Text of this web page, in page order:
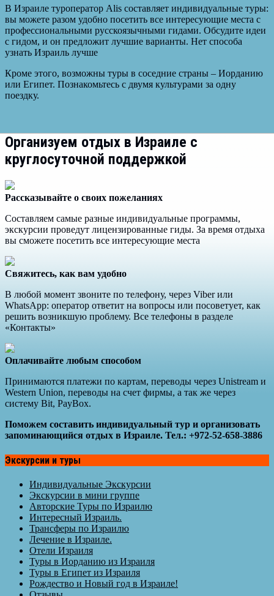
В Израиле туроператор Alis составляет индивидуальные туры:
вы можете разом удобно посетить все интересующие места с
профессиональными русскоязычными гидами. Обсудите идеи
с гидом, и он предложит лучшие варианты. Нет способа
узнать Израиль лучше
Кроме этого, возможны туры в соседние страны – Иорданию
или Египет. Познакомьтесь с двумя культурами за одну
поездку.
Организуем отдых в Израиле с
круглосуточной поддержкой
Рассказывайте о своих пожеланиях
Составляем самые разные индивидуальные программы,
экскурсии проведут лицензированные гиды. За время отдыха
вы сможете посетить все интересующие места
Свяжитесь, как вам удобно
В любой момент звоните по телефону, через Viber или
WhatsApp: оператор ответит на вопросы или посоветует, как
решить возникшую проблему. Все телефоны в разделе
«Контакты»
Оплачивайте любым способом
Принимаются платежи по картам, переводы через Unistream и
Western Union, переводы на счет фирмы, а так же через
систему Bit, PayBox.
Поможем составить индивидуальный тур и организовать
запоминающийся отдых в Израиле. Тел.: +972-52-658-3886
Экскурсии и туры
Индивидуальные Экскурсии
Экскурсии в мини группе
Авторские Туры по Израилю
Интересный Израиль.
Трансферы по Израилю
Лечение в Израиле.
Отели Израиля
Туры в Иорданию из Израиля
Туры в Египет из Израиля
Рождество и Новый год в Израиле!